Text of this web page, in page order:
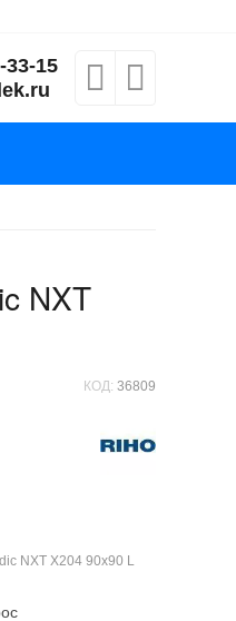
33-15
NXT
КОД: 36809
NXT X204 90х90 L